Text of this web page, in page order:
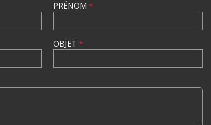
PRÉNOM *
OBJET *